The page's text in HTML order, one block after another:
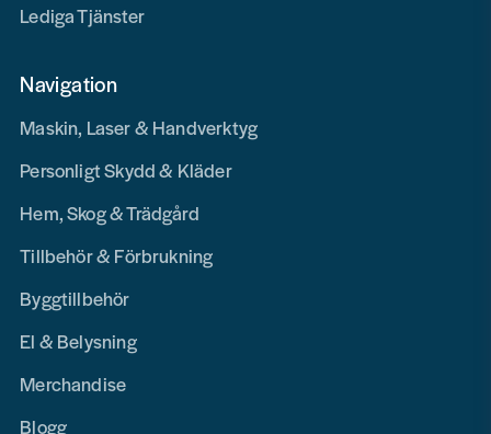
Lediga Tjänster
Navigation
Maskin, Laser & Handverktyg
Personligt Skydd & Kläder
Hem, Skog & Trädgård
Tillbehör & Förbrukning
Byggtillbehör
El & Belysning
Merchandise
Blogg